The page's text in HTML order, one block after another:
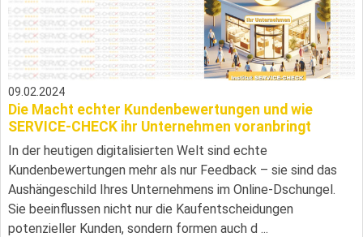
09.02.2024
Die Macht echter Kundenbewertungen und wie
SERVICE-CHECK ihr Unternehmen voranbringt
In der heutigen digitalisierten Welt sind echte
Kundenbewertungen mehr als nur Feedback – sie sind das
Aushängeschild Ihres Unternehmens im Online-Dschungel.
Sie beeinflussen nicht nur die Kaufentscheidungen
potenzieller Kunden, sondern formen auch d ...